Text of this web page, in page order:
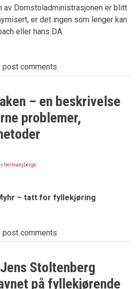
av Domstoladministrasjonen er blitt
er det ingen som lenger kan
eller hans DA.
post comments
– en beskrivelse
problemer,
hermanjberge
– tatt for fyllekjøring
post comments
Stoltenberg
på fyllekjørende